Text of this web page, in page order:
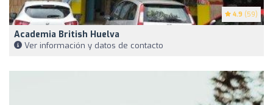
4.9 (59)
Academia British Huelva
Ver información y datos de contacto